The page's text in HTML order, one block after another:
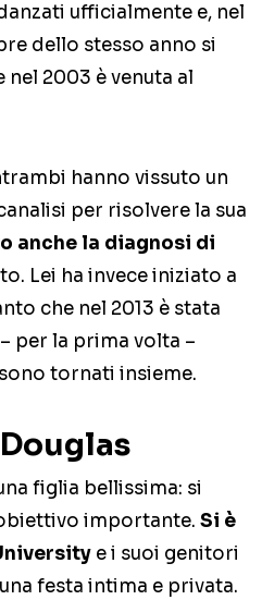
ufficialmente e, nel
dello stesso anno si
nel 2003 è venuta al
hanno vissuto un
per risolvere la sua
anche la diagnosi di
Lei ha invece iniziato a
che nel 2013 è stata
per la prima volta –
tornati insieme.
figlia bellissima: si
importante. Si è
e i suoi genitori
festa intima e privata.